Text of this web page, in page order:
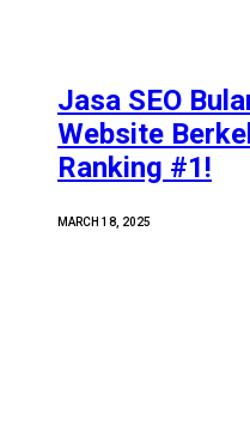
Jasa SEO
Website
Ranking #1!
MARCH 18, 2025